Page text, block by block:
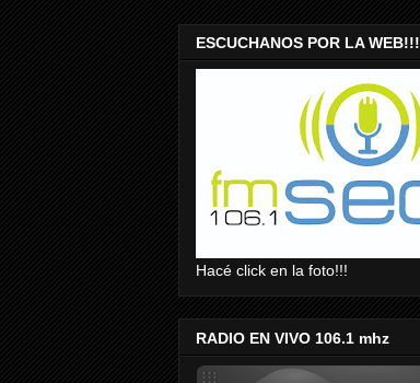
ESCUCHANOS POR LA WEB!!!
Hacé click en la foto!!!
RADIO EN VIVO 106.1 mhz